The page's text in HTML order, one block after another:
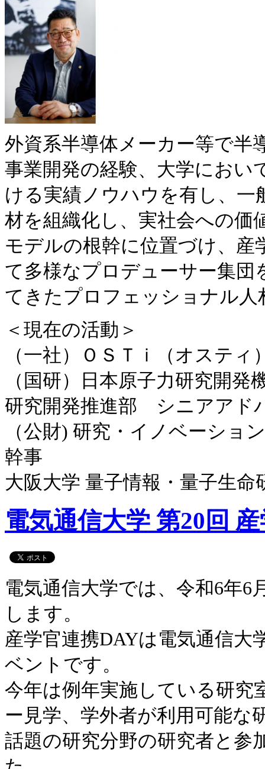
外資系半導体メーカー等で半
事業開発の経験、大学におい
ける実績ノウハウを有し、一
材を組織化し、実社会への価
モデルの根幹に位置づけ、産
て多様なプロデューサー集
てきたプロフェッショナル人
＜現在の活動＞
（一社）ＯＳＴｉ（オスティ
（国研）日本原子力研究開発
研究開発推進部 シニアアド
（公財) 研究・イノベーショ
幹事
大阪大学 量子情報・量子生
電気通信大学 第20回
電気通信大学では、令和6年6
します。
産学官連携DAYは電気通信大
ベントです。
今年は例年実施している研究
ー見学、学外者が利用可能な
話題の研究分野の研究者と参